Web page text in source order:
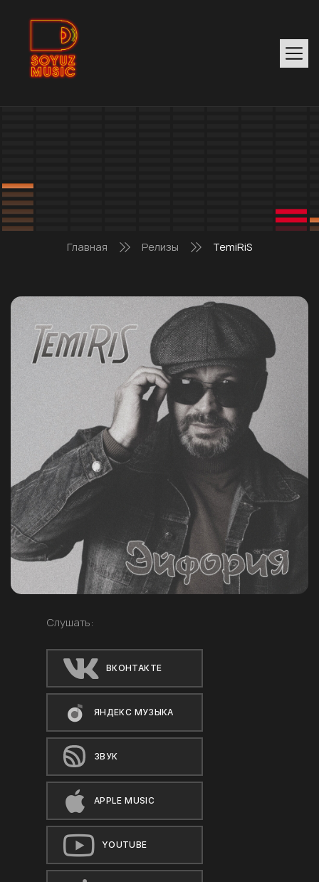
Главная Релизы TemiRiS
Слушать:
ВКОНТАКТЕ
ЯНДЕКС МУЗЫКА
ЗВУК
APPLE MUSIC
YOUTUBE